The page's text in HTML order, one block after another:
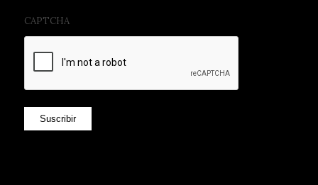
CAPTCHA
Suscribir